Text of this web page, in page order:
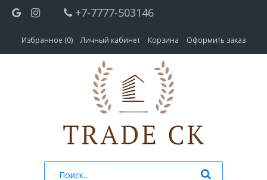
+7-7777-503146
Избранное (0) Личный кабинет Корзина Оформить заказ